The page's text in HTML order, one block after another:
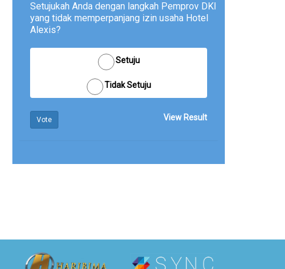
Setujukah Anda dengan langkah Pemprov DKI
yang tidak memperpanjang izin usaha Hotel
Alexis?
Setuju
Tidak Setuju
Vote View Result